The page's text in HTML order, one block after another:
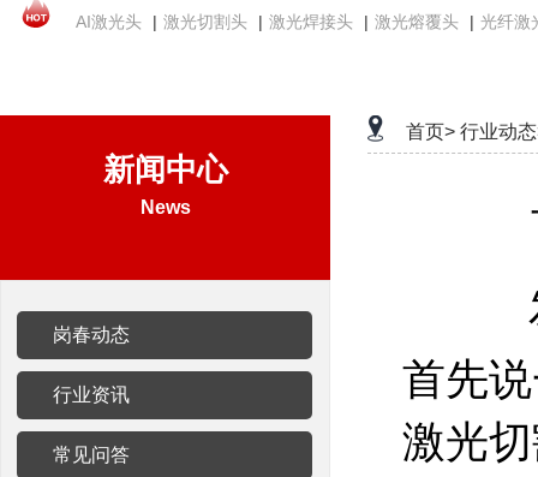
AI激光头 | 激光切割头 | 激光焊接头 | 激光熔覆头 | 光纤激
新闻中心
News
岗春动态
行业资讯
常见问答
首页> 行业动
首先
激光